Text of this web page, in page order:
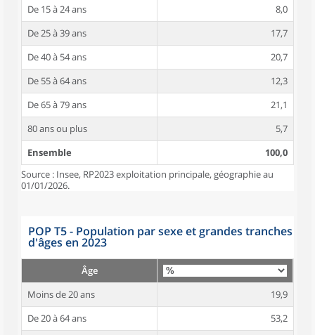
De 15 à 24 ans
8,0
De 25 à 39 ans
17,7
De 40 à 54 ans
20,7
De 55 à 64 ans
12,3
De 65 à 79 ans
21,1
80 ans ou plus
5,7
Ensemble
100,0
Source : Insee, RP2023 exploitation principale, géographie au
01/01/2026.
POP T5 - Population par sexe et grandes tranches
d'âges en 2023
Âge
Moins de 20 ans
19,9
De 20 à 64 ans
53,2